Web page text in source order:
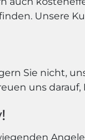
Unsere
Sie nicht,
uns darauf,